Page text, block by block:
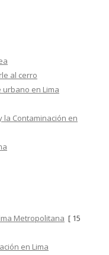
al cerro
en Lima
la Contaminación en
Metropolitana [ 15
en Lima